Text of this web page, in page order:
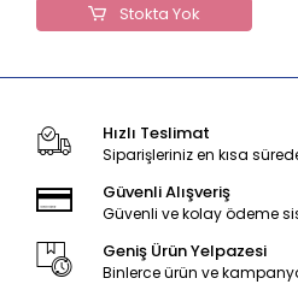
Stokta Yok
Hızlı Teslimat
Siparişleriniz en kısa
Güvenli Alışveriş
Güvenli ve kolay ödeme
Geniş Ürün Yelpazesi
Binlerce ürün ve